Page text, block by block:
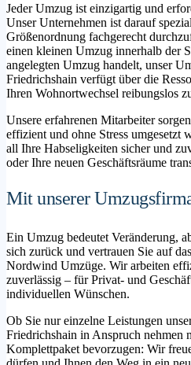
Jeder Umzug ist einzigartig und
Unser Unternehmen ist darauf
Größenordnung fachgerecht
einen kleinen Umzug innerhalb der
angelegten Umzug handelt, unser
Friedrichshain verfügt über die
Ihren Wohnortwechsel reibungslos
Unsere erfahrenen Mitarbeiter
effizient und ohne Stress umgesetzt
all Ihre Habseligkeiten sicher und
oder Ihre neuen Geschäftsräume
Mit unserer
Ein Umzug bedeutet Veränderung,
sich zurück und vertrauen Sie auf
Nordwind Umzüge. Wir arbeiten
zuverlässig – für Privat- und
individuellen Wünschen.
Ob Sie nur einzelne Leistungen
Friedrichshain in Anspruch nehmen
Komplettpaket bevorzugen: Wir